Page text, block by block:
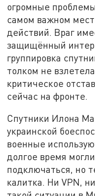
огромные
самом важном
действий. Враг
защищённый
группировка
толком не
критическое
сейчас на фронте.
Спутники Илона
украинской
военные
долгое время
подключаться, но
калитка. Ни VPN,